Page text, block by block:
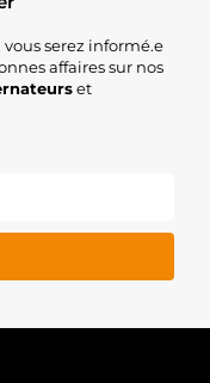
serez informé.e
affaires sur nos
et